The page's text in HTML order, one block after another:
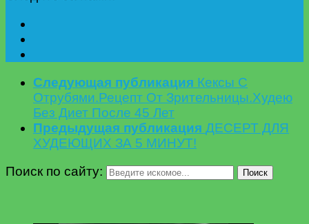
Следующая публикация Кексы С
Отрубями.Рецепт От Зрительницы.Худею
Без Диет После 45 Лет
Предыдущая публикация ДЕСЕРТ ДЛЯ
ХУДЕЮЩИХ ЗА 5 МИНУТ!
Поиск по сайту:
Поиск